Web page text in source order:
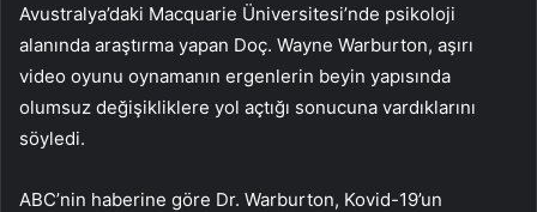
Avustralya’daki Macquarie Üniversitesi’nde psikoloji
alanında araştırma yapan Doç. Wayne Warburton, aşırı
video oyunu oynamanın ergenlerin beyin yapısında
olumsuz değişikliklere yol açtığı sonucuna vardıklarını
söyledi.
ABC’nin haberine göre Dr. Warburton, Kovid-19’un